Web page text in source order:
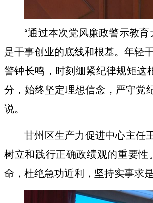
“通过本次党风廉政警示教
是干事创业的底线和根基。年轻
警钟长鸣，时刻绷紧纪律规矩
分，始终坚定理想信念，严守党
说。
甘州区生产力促进中心主任
树立和践行正确政绩观的重要性
命，杜绝急功近利，坚持实事求